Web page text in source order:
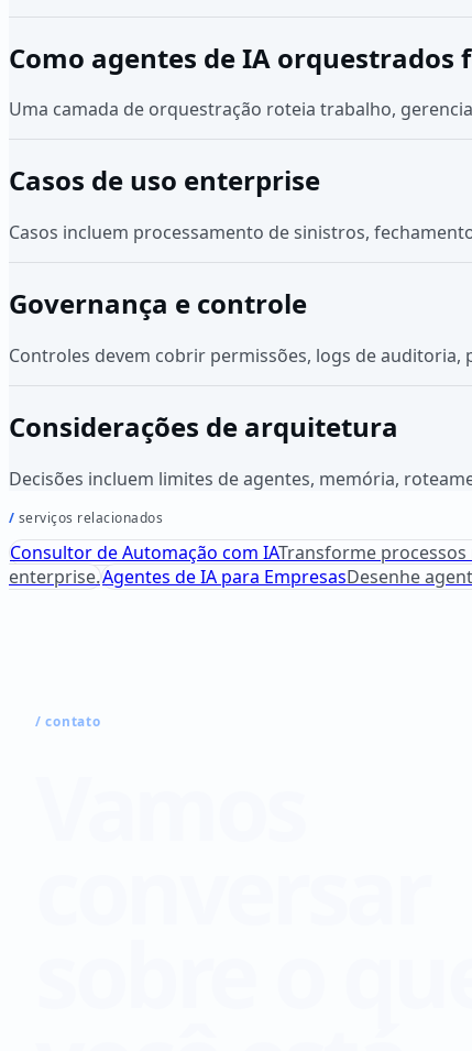
Como agentes de IA orquestrados
Uma camada de orquestração roteia trabalho,
Casos de uso enterprise
Casos incluem processamento de sinistros,
Governança e controle
Controles devem cobrir permissões, logs de
Considerações de arquitetura
Decisões incluem limites de agentes, memória,
serviços relacionados
Consultor de Automação com IATransforme
enterprise.Agentes de IA para EmpresasDesenhe
/contato